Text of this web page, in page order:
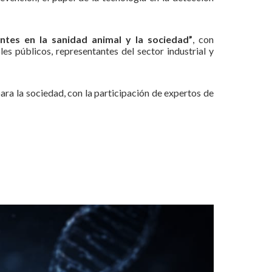
en la sanidad animal y la sociedad” , con
públicos, representantes del sector industrial y
la sociedad, con la participación de expertos de